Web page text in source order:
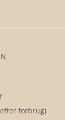
forbrug)